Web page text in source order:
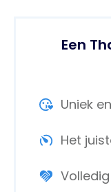
Een
Uniek
Het